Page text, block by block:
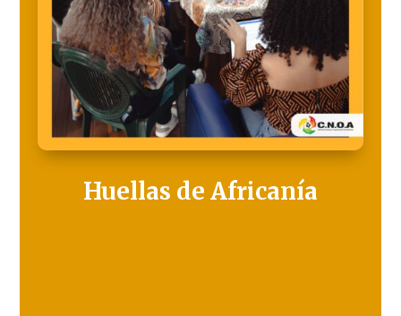
Huellas de Africanía